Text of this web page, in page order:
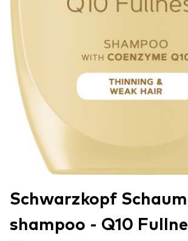
Schwarzkopf
shampoo - Q10